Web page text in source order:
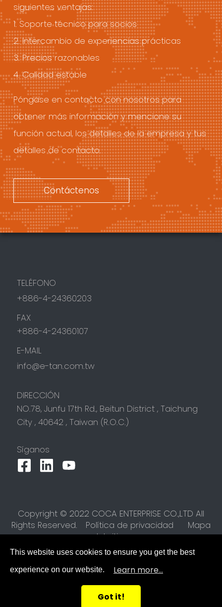
siguientes ventajas:
1. Soporte técnico para socios
2. Intercambio de experiencias prácticas
3. Precios razonables
4. Calidad estable
Póngase en contacto con nosotros para
obtener más información y mencione su
función actual, los detalles de la empresa y tus
detalles de contacto.
Contáctenos
TELÉFONO
+886-4-24360203
FAX
+886-4-24360107
E-MAIL
info@e-tan.com.tw
DIRECCIÓN
NO.78, Junfu 17th Rd., Beitun District ,Taichung
City ,40642 ,Taiwan (R.O.C.)
Síganos
Copyright © 2022 COCA ENTERPRISE CO.,LTD All
Rights Reserved.
Política de privacidad
Mapa
del sitio
This website uses cookies to ensure you get the best
experience on our website. Learn more...
Got it!